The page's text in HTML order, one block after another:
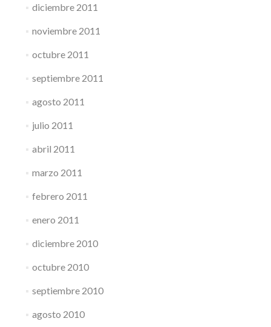
diciembre 2011
noviembre 2011
octubre 2011
septiembre 2011
agosto 2011
julio 2011
abril 2011
marzo 2011
febrero 2011
enero 2011
diciembre 2010
octubre 2010
septiembre 2010
agosto 2010